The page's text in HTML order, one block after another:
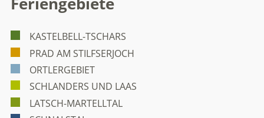
KASTELBELL-TSCHARS
PRAD AM STILFSERJOCH
ORTLERGEBIET
SCHLANDERS UND LAAS
LATSCH-MARTELLTAL